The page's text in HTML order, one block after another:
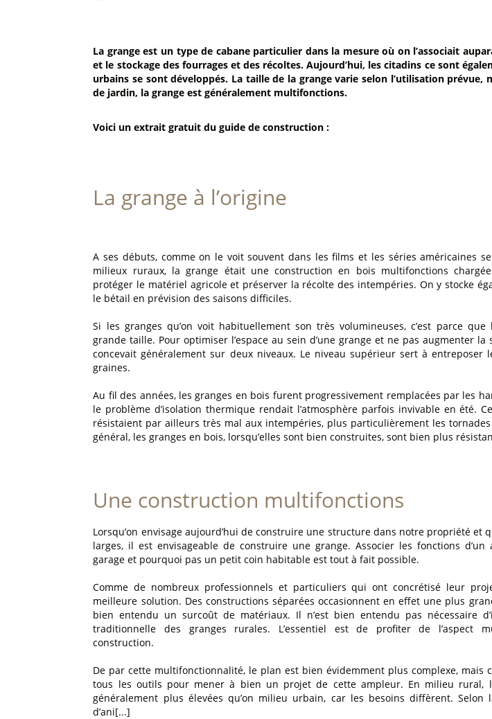
La grange est un type de cabane particulier dans la mesure où on l’associait
et le stockage des fourrages et des récoltes. Aujourd’hui, les citadins ce sont
urbains se sont développés. La taille de la grange varie selon l’utilisation
de jardin, la grange est généralement multifonctions.
Voici un extrait gratuit du guide de construction :
La grange à l’origine
A ses débuts, comme on le voit souvent dans les films et les séries américaines
milieux ruraux, la grange était une construction en bois multifonctions
protéger le matériel agricole et préserver la récolte des intempéries. On y stocke
le bétail en prévision des saisons difficiles.
Si les granges qu’on voit habituellement son très volumineuses, c’est parce que
grande taille. Pour optimiser l’espace au sein d’une grange et ne pas augmenter la
concevait généralement sur deux niveaux. Le niveau supérieur sert à entreposer
graines.
Au fil des années, les granges en bois furent progressivement remplacées par les
le problème d’isolation thermique rendait l’atmosphère parfois invivable en été.
résistaient par ailleurs très mal aux intempéries, plus particulièrement les
général, les granges en bois, lorsqu’elles sont bien construites, sont bien plus
Une construction multifonctions
Lorsqu’on envisage aujourd’hui de construire une structure dans notre propriété et
larges, il est envisageable de construire une grange. Associer les fonctions d’un
garage et pourquoi pas un petit coin habitable est tout à fait possible.
Comme de nombreux professionnels et particuliers qui ont concrétisé leur
meilleure solution. Des constructions séparées occasionnent en effet une plus
bien entendu un surcoût de matériaux. Il n’est bien entendu pas nécessaire
traditionnelle des granges rurales. L’essentiel est de profiter de l’aspect
construction.
De par cette multifonctionnalité, le plan est bien évidemment plus complexe, mais
tous les outils pour mener à bien un projet de cette ampleur. En milieu rural,
généralement plus élevées qu’on milieu urbain, car les besoins diffèrent. Selon
d’ani[...]